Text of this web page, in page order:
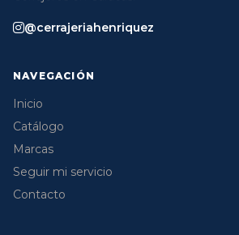
@cerrajeriahenriquez
NAVEGACIÓN
Inicio
Catálogo
Marcas
Seguir mi servicio
Contacto